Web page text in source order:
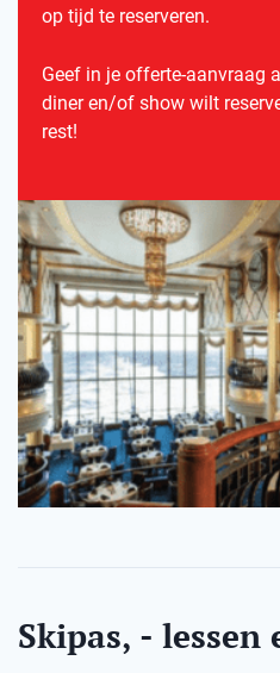
op tijd te reserveren.
Geef in je offerte-aanvraag
diner en/of show wilt
rest!
Skipas, - lessen